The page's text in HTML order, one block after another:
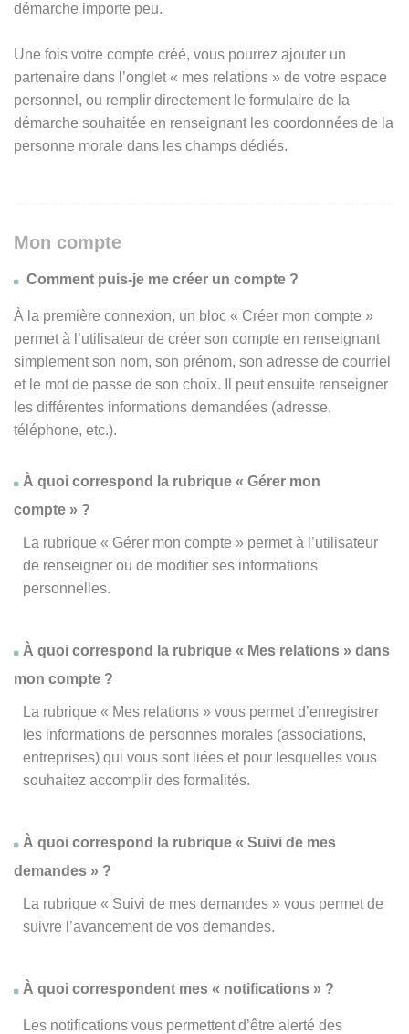
démarche importe peu.
Une fois votre compte créé, vous pourrez ajouter un
partenaire dans l’onglet « mes relations » de votre espace
personnel, ou remplir directement le formulaire de la
démarche souhaitée en renseignant les coordonnées de la
personne morale dans les champs dédiés.
Mon compte
Comment puis-je me créer un compte ?
À la première connexion, un bloc « Créer mon compte »
permet à l’utilisateur de créer son compte en renseignant
simplement son nom, son prénom, son adresse de courriel
et le mot de passe de son choix. Il peut ensuite renseigner
les différentes informations demandées (adresse,
téléphone, etc.).
À quoi correspond la rubrique « Gérer mon
compte » ?
La rubrique « Gérer mon compte » permet à l’utilisateur
de renseigner ou de modifier ses informations
personnelles.
À quoi correspond la rubrique « Mes relations » dans
mon compte ?
La rubrique « Mes relations » vous permet d’enregistrer
les informations de personnes morales (associations,
entreprises) qui vous sont liées et pour lesquelles vous
souhaitez accomplir des formalités.
À quoi correspond la rubrique « Suivi de mes
demandes » ?
La rubrique « Suivi de mes demandes » vous permet de
suivre l’avancement de vos demandes.
À quoi correspondent mes « notifications » ?
Les notifications vous permettent d’être alerté des